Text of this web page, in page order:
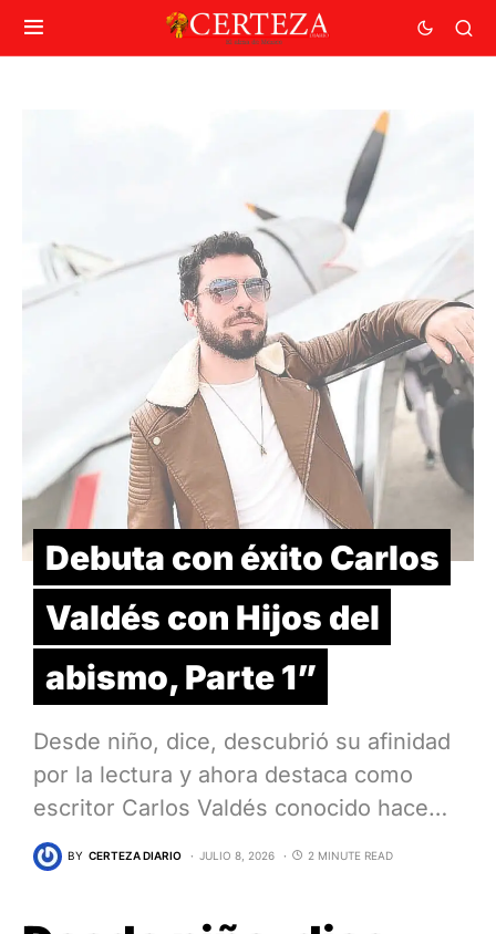
Debuta con éxito Carlos
Valdés con Hijos del
abismo, Parte 1”
Desde niño, dice, descubrió su afinidad
por la lectura y ahora destaca como
escritor Carlos Valdés conocido hace…
BY CERTEZA DIARIO JULIO 8, 2026 2 MINUTE READ